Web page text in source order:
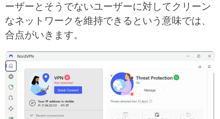
ーザーとそうでないユーザーに対してクリーン
なネットワークを維持できるという意味では、
合点がいきます。